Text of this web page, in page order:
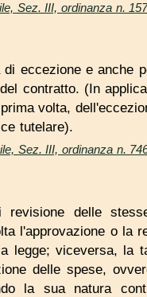
Sez. III, ordinanza n.
eccezione e anche
contratto. (In
volta,
tutelare).
Sez. III, ordinanza n.
delle
l'approvazione o la
legge; viceversa, la
delle spese,
la sua natura